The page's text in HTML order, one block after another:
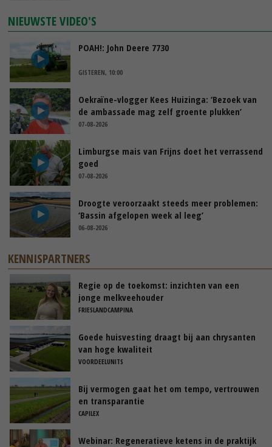
NIEUWSTE VIDEO'S
POAH!: John Deere 7730
GISTEREN, 10:00
Oekraïne-vlogger Kees Huizinga: ‘Bezoek van
de ambassade mag zelf groente plukken’
07-08-2026
Limburgse mais van Frijns doet het verrassend
goed
07-08-2026
Droogte veroorzaakt steeds meer problemen:
‘Bassin afgelopen week al leeg’
06-08-2026
KENNISPARTNERS
Regie op de toekomst: inzichten van een
jonge melkveehouder
FRIESLANDCAMPINA
Goede huisvesting draagt bij aan chrysanten
van hoge kwaliteit
VOORDEELUNITS
Bij vermogen gaat het om tempo, vertrouwen
en transparantie
CAPILEX
Webinar: Regeneratieve ketens in de praktijk